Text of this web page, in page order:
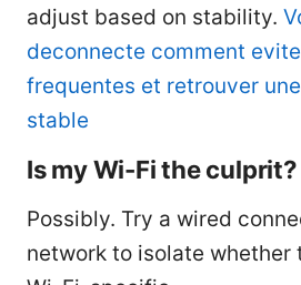
adjust based on stability.
deconnecte comment
frequentes et retrouver
stable
Is my Wi-Fi the culprit?
Possibly. Try a wired
network to isolate whether